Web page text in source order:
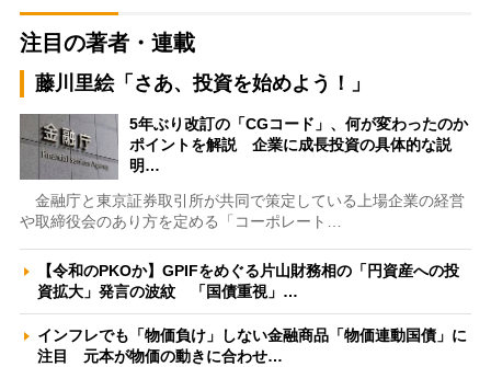
注目の著者・連載
藤川里絵「さあ、投資を始めよう！」
5年ぶり改訂の「CGコード」、何が変わったのか
ポイントを解説 企業に成長投資の具体的な説
明…
金融庁と東京証券取引所が共同で策定している上場企業の経営
や取締役会のあり方を定める「コーポレート…
【令和のPKOか】GPIFをめぐる片山財務相の「円資産への投
資拡大」発言の波紋 「国債重視」…
インフレでも「物価負け」しない金融商品「物価連動国債」に
注目 元本が物価の動きに合わせ…